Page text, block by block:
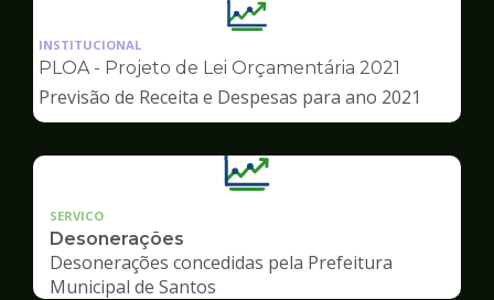
Ilustração
da
pagina
Transparência
INSTITUCIONAL
PLOA - Projeto de Lei Orçamentária 2021
Previsão de Receita e Despesas para ano 2021
SERVICO
Desonerações
Desonerações concedidas pela Prefeitura
Municipal de Santos